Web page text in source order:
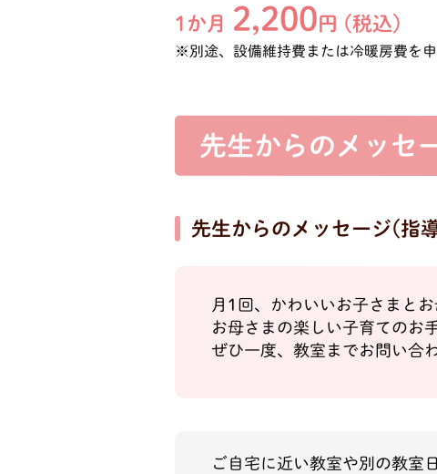
1か月 2,200円 (税込)
※別途、設備維持費または冷暖房費を
先生からのメッセ
先生からのメッセージ(指
月1回、かわいいお子さまと
お母さまの楽しい子育てのお
ぜひ一度、教室までお問い合
ご自宅に近い教室や別の教室